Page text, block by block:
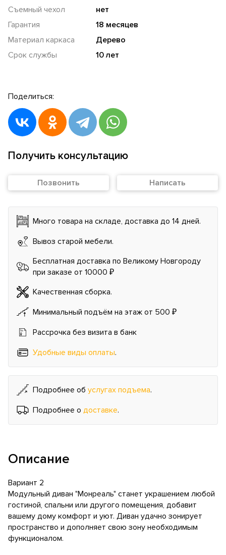
Съемный чехол
нет
Гарантия
18 месяцев
Материал каркаса
Дерево
Срок службы
10 лет
Поделиться:
Получить консультацию
Позвонить Написать
Много товара на складе, доставка до 14 дней.
Вывоз старой мебели.
Бесплатная доставка по Великому Новгороду
при заказе от 10000 ₽
Качественная сборка.
Минимальный подъём на этаж от 500 ₽
Рассрочка без визита в банк
Удобные виды оплаты.
Подробнее об услугах подъема.
Подробнее о доставке.
Описание
Вариант 2
Модульный диван "Монреаль" станет украшением любой
гостиной, спальни или другого помещения, добавит
вашему дому комфорт и уют. Диван удачно зонирует
пространство и дополняет свою зону необходимым
функционалом.